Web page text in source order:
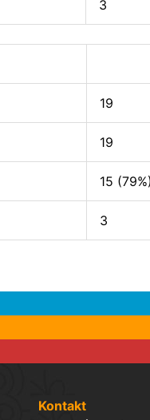
3
19
19
15 (79%)
3
Kontakt